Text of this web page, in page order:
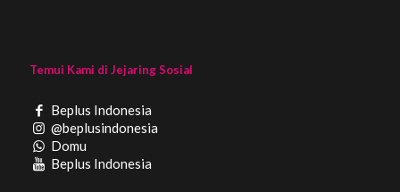
Temui Kami di Jejaring Sosial
Beplus Indonesia
@beplusindonesia
Domu
Beplus Indonesia